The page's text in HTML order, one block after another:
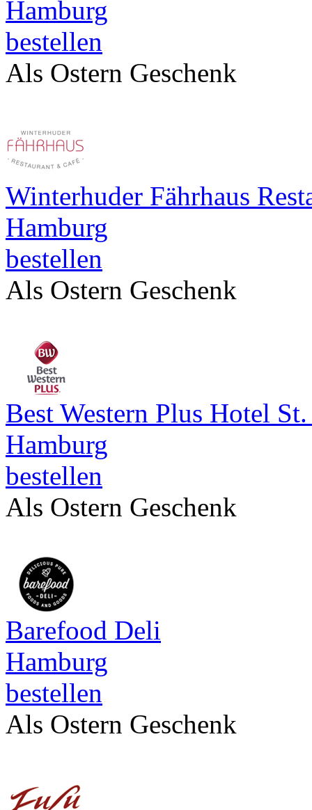
Hamburg
bestellen
Als Ostern Geschenk
Winterhuder Fährhaus
Hamburg
bestellen
Als Ostern Geschenk
Best Western Plus Hotel
Hamburg
bestellen
Als Ostern Geschenk
Barefood Deli
Hamburg
bestellen
Als Ostern Geschenk